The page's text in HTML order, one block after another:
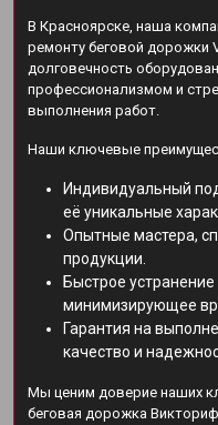
В Красноярске, наша
ремонту беговой дорожки
долговечность
профессионализмом и
выполнения работ.
Наши ключевые
Индивидуальный
её уникальные
Опытные мастера,
продукции.
Быстрое
минимизирующее
Гарантия на
качество и
Мы ценим доверие наших
беговая дорожка